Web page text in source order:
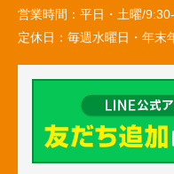
営業時間： 平日・土曜/
定休日： 毎週水曜日・年末